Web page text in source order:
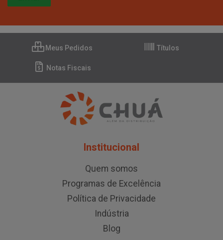
Meus Pedidos Títulos
Notas Fiscais
Institucional
Quem somos
Programas de Excelência
Política de Privacidade
Indústria
Blog